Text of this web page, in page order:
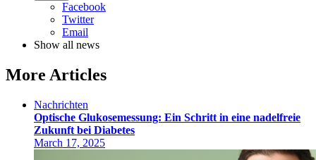
Facebook
Twitter
Email
Show all news
More Articles
Nachrichten
Optische Glukosemessung: Ein Schritt in eine nadelfreie
Zukunft bei Diabetes
March 17, 2025